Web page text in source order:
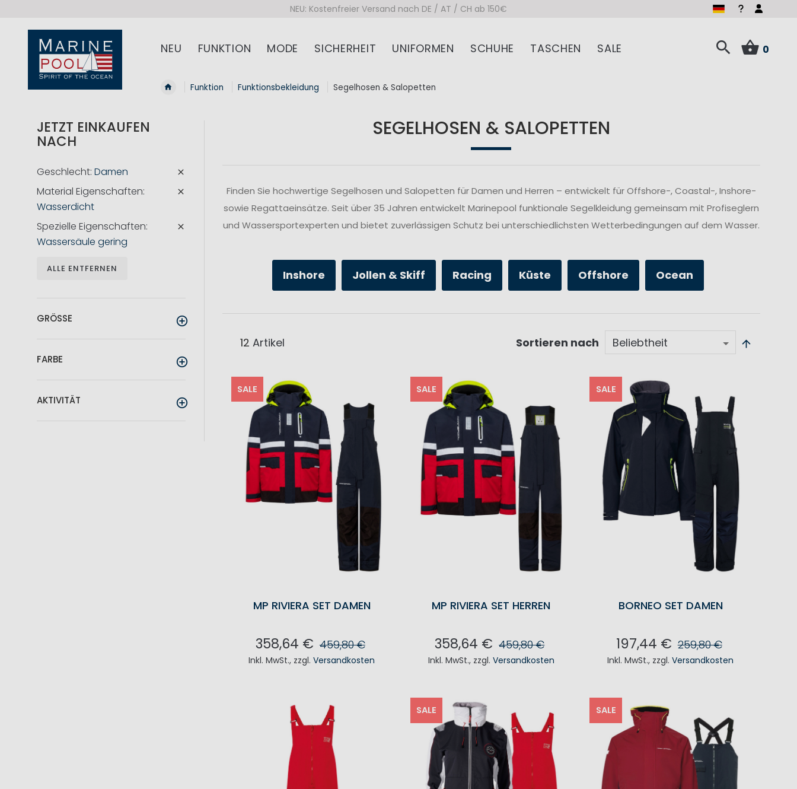
NEU: Kostenfreier Versand nach DE / AT / CH ab 150€
NEU FUNKTION MODE SICHERHEIT UNIFORMEN SCHUHE TASCHEN SALE 0
Funktion Funktionsbekleidung Segelhosen & Salopetten
SEGELHOSEN & SALOPETTEN
Finden Sie hochwertige Segelhosen und Salopetten für Damen und Herren – entwickelt für Offshore-, Coastal-, Inshore-
sowie Regattaeinsätze. Seit über 35 Jahren entwickelt Marinepool funktionale Segelkleidung gemeinsam mit Profiseglern
und Wassersportexperten und bietet zuverlässigen Schutz bei unterschiedlichsten Wetterbedingungen auf dem Wasser.
Inshore Jollen & Skiff Racing Küste Offshore Ocean
12 Artikel Sortieren nach
SALE
MP RIVIERA SET DAMEN
358,64 € 459,80 €
Inkl. MwSt., zzgl.Versandkosten
SALE
MP RIVIERA SET HERREN
358,64 € 459,80 €
Inkl. MwSt., zzgl. Versandkosten
SALE
BORNEO SET DAMEN
197,44 € 259,80 €
Inkl. MwSt., zzgl.Versandkosten
SALE SALE
JETZT EINKAUFEN
NACH
Geschlecht Damen
Material Eigenschaften
Wasserdicht
Spezielle Eigenschaften
Wassersäule gering
ALLE ENTFERNEN
GRÖSSE
FARBE
AKTIVITÄT